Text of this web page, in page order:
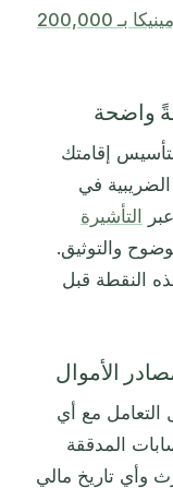
دومينيكا بـ 200,000
واضحة
إقامتك
الضريبية في
التأشيرة
والتوثيق.
النقطة قبل
الأموال
التعامل مع أي
المدققة
وأي تاريخ مالي